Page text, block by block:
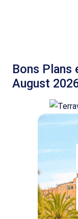
Bons Plans
August